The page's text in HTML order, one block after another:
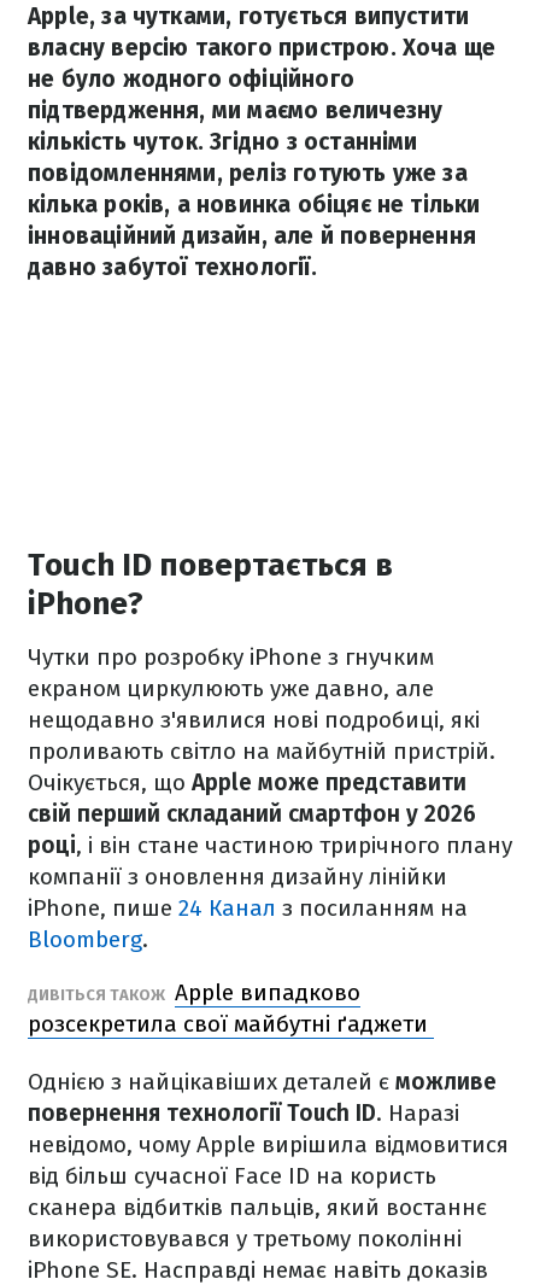
Apple, за чутками, готується випустити
власну версію такого пристрою. Хоча ще
не було жодного офіційного
підтвердження, ми маємо величезну
кількість чуток. Згідно з останніми
повідомленнями, реліз готують уже за
кілька років, а новинка обіцяє не тільки
інноваційний дизайн, але й повернення
давно забутої технології.
Touch ID повертається в
iPhone?
Чутки про розробку iPhone з гнучким
екраном циркулюють уже давно, але
нещодавно з'явилися нові подробиці, які
проливають світло на майбутній пристрій.
Очікується, що Apple може представити
свій перший складаний смартфон у 2026
році, і він стане частиною трирічного плану
компанії з оновлення дизайну лінійки
iPhone, пише 24 Канал з посиланням на
Bloomberg.
ДИВІТЬСЯ ТАКОЖ Apple випадково
розсекретила свої майбутні ґаджети
Однією з найцікавіших деталей є можливе
повернення технології Touch ID. Наразі
невідомо, чому Apple вирішила відмовитися
від більш сучасної Face ID на користь
сканера відбитків пальців, який востаннє
використовувався у третьому поколінні
iPhone SE. Насправді немає навіть доказів